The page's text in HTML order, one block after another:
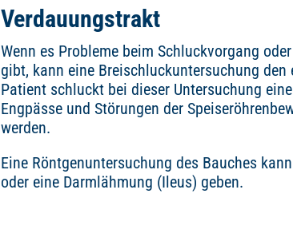
Verdauungstrakt
Wenn es Probleme beim Schluckvorgang
gibt, kann eine Breischluckuntersuchung
Patient schluckt bei dieser Untersuchung
Engpässe und Störungen der
werden.
Eine Röntgenuntersuchung des Bauches
oder eine Darmlähmung (Ileus) geben.